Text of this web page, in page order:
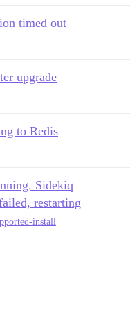
timed out
upgrade
to Redis
Sidekiq
restarting
install